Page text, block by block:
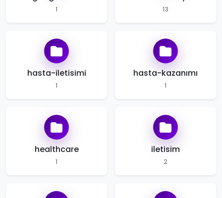
1 13
hasta-iletisimi
1
hasta-kazanımı
1
healthcare
1
iletisim
2